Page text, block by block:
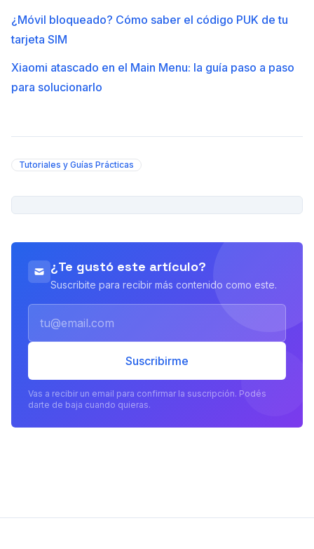
¿Móvil bloqueado? Cómo saber el código PUK de tu
tarjeta SIM
Xiaomi atascado en el Main Menu: la guía paso a paso
para solucionarlo
Tutoriales y Guías Prácticas
¿Te gustó este artículo?
Suscribite para recibir más contenido como este.
Suscribirme
Vas a recibir un email para confirmar la suscripción. Podés
darte de baja cuando quieras.